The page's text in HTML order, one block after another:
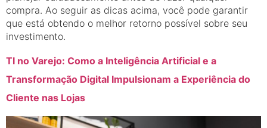
compra. Ao seguir as dicas acima, você pode garantir
que está obtendo o melhor retorno possível sobre seu
investimento.
TI no Varejo: Como a Inteligência Artificial e a
Transformação Digital Impulsionam a Experiência do
Cliente nas Lojas